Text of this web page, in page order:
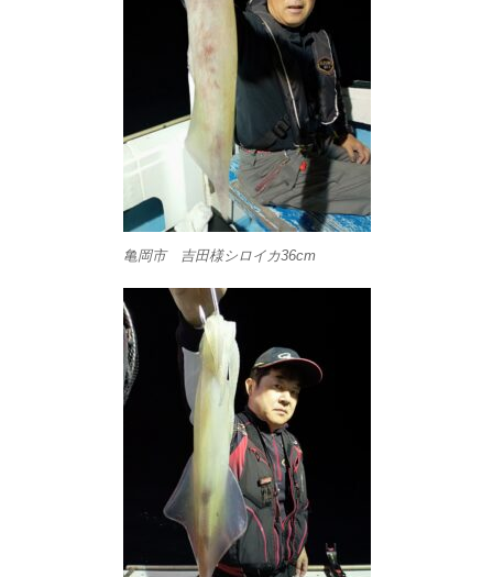
亀岡市 吉田様シロイカ36cm